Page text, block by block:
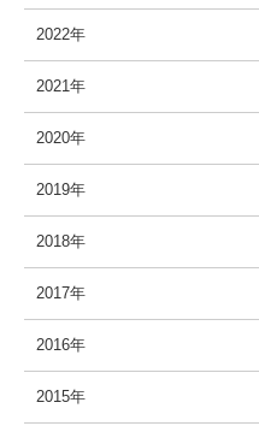
2022年
2021年
2020年
2019年
2018年
2017年
2016年
2015年